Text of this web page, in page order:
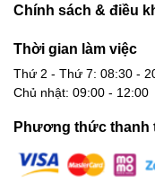
Chính sách & điều
Thời gian làm việc
Thứ 2 - Thứ 7: 08:30 -
Chủ nhật: 09:00 - 12:00
Phương thức thanh